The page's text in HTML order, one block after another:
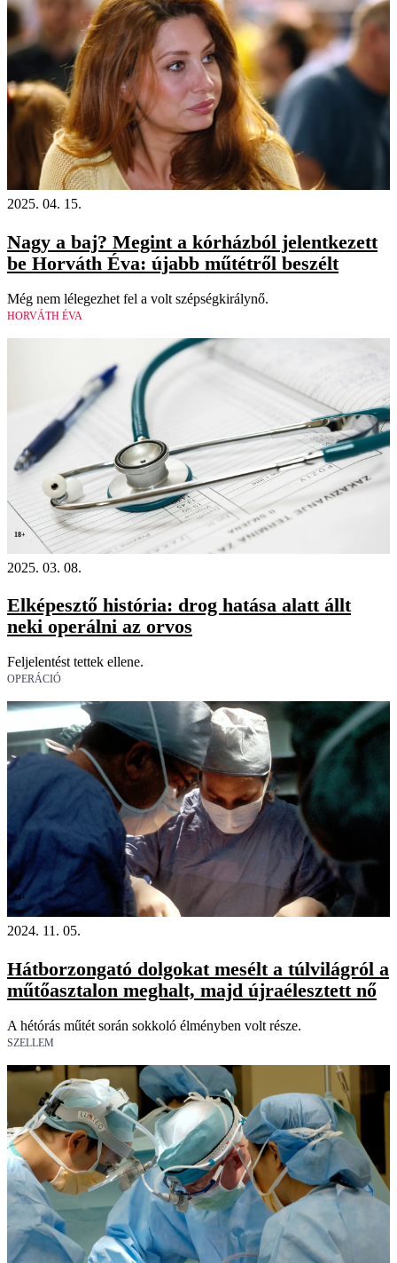
2025. 04. 15.
Nagy a baj? Megint a kórházból jelentkezett
be Horváth Éva: újabb műtétről beszélt
Még nem lélegezhet fel a volt szépségkirálynő.
HORVÁTH ÉVA
18+
2025. 03. 08.
Elképesztő história: drog hatása alatt állt
neki operálni az orvos
Feljelentést tettek ellene.
OPERÁCIÓ
18+
2024. 11. 05.
Hátborzongató dolgokat mesélt a túlvilágról a
műtőasztalon meghalt, majd újraélesztett nő
A hétórás műtét során sokkoló élményben volt része.
SZELLEM